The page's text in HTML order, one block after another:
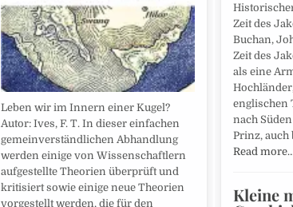
Leben wir im Innern einer Kugel?
Autor: Ives, F. T. In dieser einfachen
gemeinverständlichen Abhandlung
werden einige von Wissenschaftlern
aufgestellte Theorien überprüft und
kritisiert sowie einige neue Theorien
vorgestellt werden, die für den
Zeit des
Buchan,
Zeit des
als eine
englischen
nach
Prinz, auch
Read
Kleine